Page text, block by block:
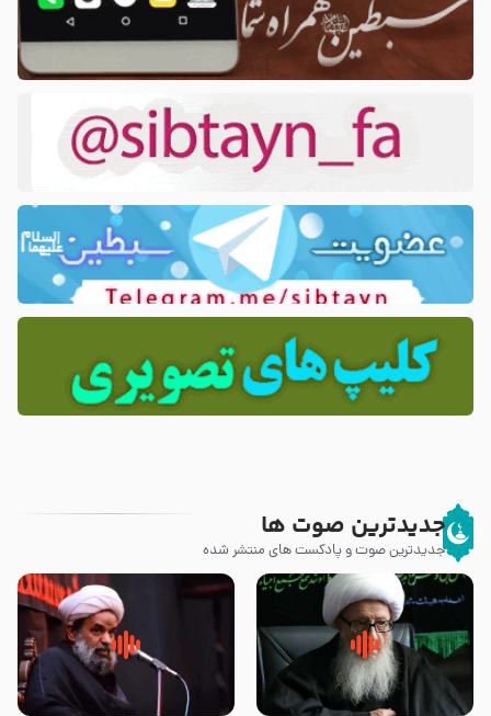
جدیدترین صوت ها
جدیدترین صوت و پادکست های منتشر شده
زوّار اربعین امام حسین (علیه
السلام) با این اشتیاق به زیارت
روضه جانسوز پاره های جگر امام
حسن مجتبی علیه السلام-حجت